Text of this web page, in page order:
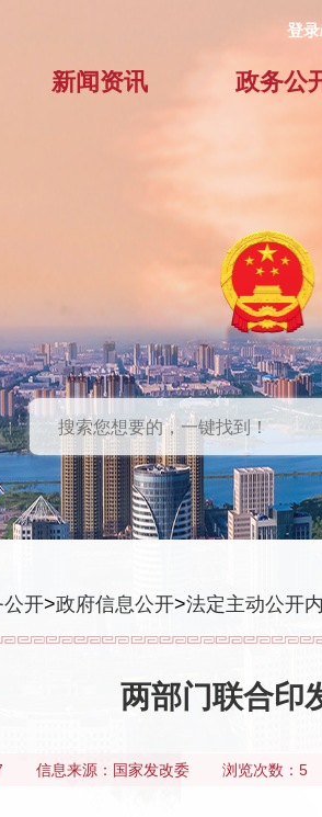
登
新闻资讯 政务公
公开>政府信息公开>法定主动公开
两部门联合印
信息来源： 国家发改委 浏览次数：5